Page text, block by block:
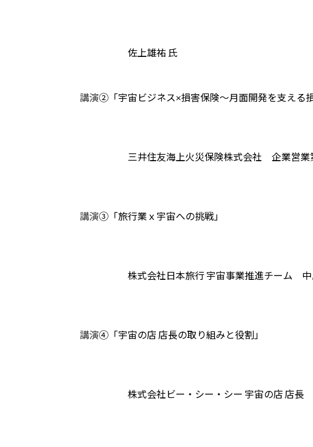
佐上雄祐 氏
講演②「宇宙ビジネス×損害保険〜月面開発を支える
三井住友海上火災保険株式会社 企業営
講演③「旅行業ｘ宇宙への挑戦」
株式会社日本旅行 宇宙事業推進チーム 中
講演④「宇宙の店 店長の取り組みと役割」
株式会社ビー・シー・シー 宇宙の店 店長